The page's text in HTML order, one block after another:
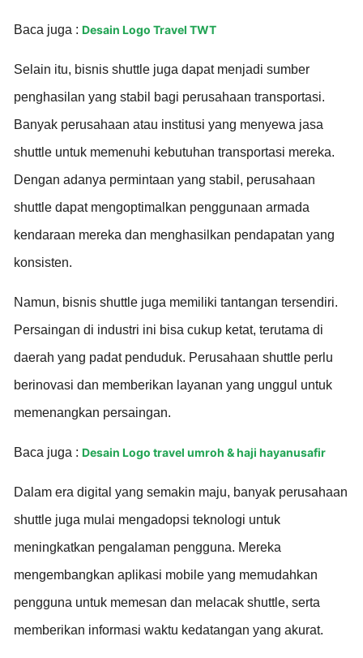
Baca juga : Desain Logo Travel TWT
Selain itu, bisnis shuttle juga dapat menjadi sumber
penghasilan yang stabil bagi perusahaan transportasi.
Banyak perusahaan atau institusi yang menyewa jasa
shuttle untuk memenuhi kebutuhan transportasi mereka.
Dengan adanya permintaan yang stabil, perusahaan
shuttle dapat mengoptimalkan penggunaan armada
kendaraan mereka dan menghasilkan pendapatan yang
konsisten.
Namun, bisnis shuttle juga memiliki tantangan tersendiri.
Persaingan di industri ini bisa cukup ketat, terutama di
daerah yang padat penduduk. Perusahaan shuttle perlu
berinovasi dan memberikan layanan yang unggul untuk
memenangkan persaingan.
Baca juga : Desain Logo travel umroh & haji hayanusafir
Dalam era digital yang semakin maju, banyak perusahaan
shuttle juga mulai mengadopsi teknologi untuk
meningkatkan pengalaman pengguna. Mereka
mengembangkan aplikasi mobile yang memudahkan
pengguna untuk memesan dan melacak shuttle, serta
memberikan informasi waktu kedatangan yang akurat.